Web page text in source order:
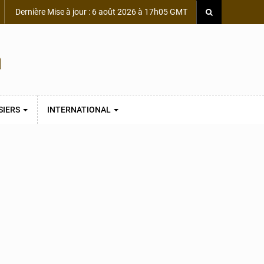
Dernière Mise à jour : 6 août 2026 à 17h05 GMT
INTERNATIONAL